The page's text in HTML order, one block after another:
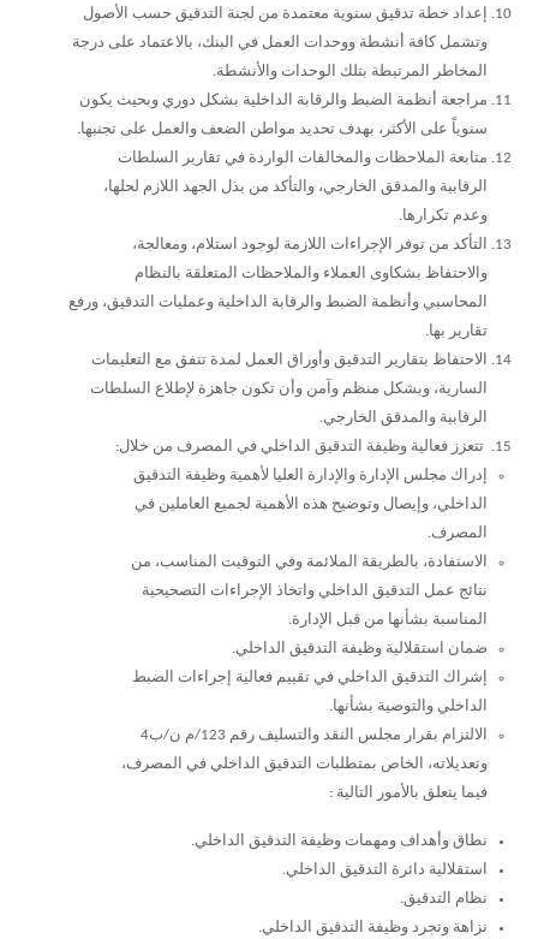
إعداد خطة تدقيق سنوية معتمدة من لجنة التدقيق حسب الأصول
وتشمل كافة أنشطة ووحدات العمل في البنك، بالاعتماد على درجة
المخاطر المرتبطة بتلك الوحدات والأنشطة.
مراجعة أنظمة الضبط والرقابة الداخلية بشكل دوري وبحيث يكون
سنوياً على الأكثر، بهدف تحديد مواطن الضعف والعمل على تجنبها.
متابعة الملاحظات والمخالفات الواردة في تقارير السلطات
الرقابية والمدقق الخارجي، والتأكد من بذل الجهد اللازم لحلها،
وعدم تكرارها.
التأكد من توفر الإجراءات اللازمة لوجود استلام، ومعالجة،
والاحتفاظ بشكاوى العملاء والملاحظات المتعلقة بالنظام
المحاسبي وأنظمة الضبط والرقابة الداخلية وعمليات التدقيق، ورفع
تقارير بها.
الاحتفاظ بتقارير التدقيق وأوراق العمل لمدة تتفق مع التعليمات
السارية، وبشكل منظم وآمن وأن تكون جاهزة لإطلاع السلطات
الرقابية والمدقق الخارجي.
تتعزز فعالية وظيفة التدقيق الداخلي في المصرف من خلال:
إدراك مجلس الإدارة والإدارة العليا لأهمية وظيفة التدقيق
الداخلي، وإيصال وتوضيح هذه الأهمية لجميع العاملين في
المصرف.
الاستفادة، بالطريقة الملائمة وفي التوقيت المناسب، من
نتائج عمل التدقيق الداخلي واتخاذ الإجراءات التصحيحية
المناسبة بشأنها من قبل الإدارة.
ضمان استقلالية وظيفة التدقيق الداخلي.
إشراك التدقيق الداخلي في تقييم فعالية إجراءات الضبط
الداخلي والتوصية بشأنها.
الالتزام بقرار مجلس النقد والتسليف رقم 123/م ن/ب4
وتعديلاته، الخاص بمتطلبات التدقيق الداخلي في المصرف،
فيما يتعلق بالأمور التالية :
نطاق وأهداف ومهمات وظيفة التدقيق الداخلي.
استقلالية دائرة التدقيق الداخلي.
نظام التدقيق.
نزاهة وتجرد وظيفة التدقيق الداخلي.